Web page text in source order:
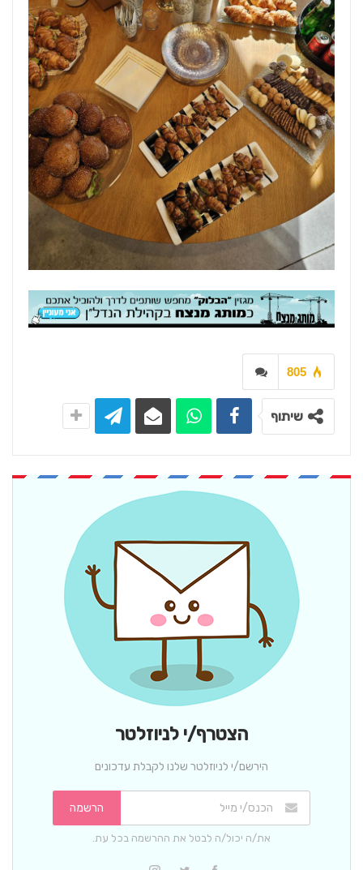
805
שיתוף
הצטרף/י לניוזלטר
הירשם/י לניוזלטר שלנו לקבלת עדכונים
הרשמה
את/ה יכול/ה לבטל את ההרשמה בכל עת.